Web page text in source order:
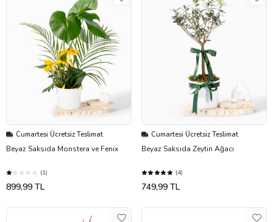
Cumartesi Ücretsiz Teslimat
Beyaz Saksıda Monstera ve Fenix
(1)
899,99 TL
Cumartesi Ücretsiz Teslimat
Beyaz Saksıda Zeytin Ağacı
(4)
749,99 TL